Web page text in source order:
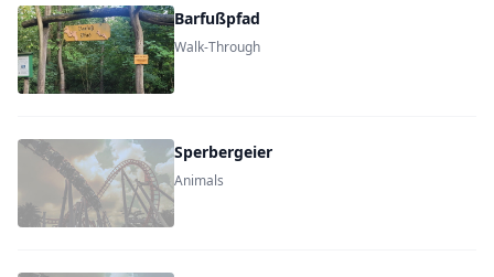
Barfußpfad
Walk-Through
Sperbergeier
Animals